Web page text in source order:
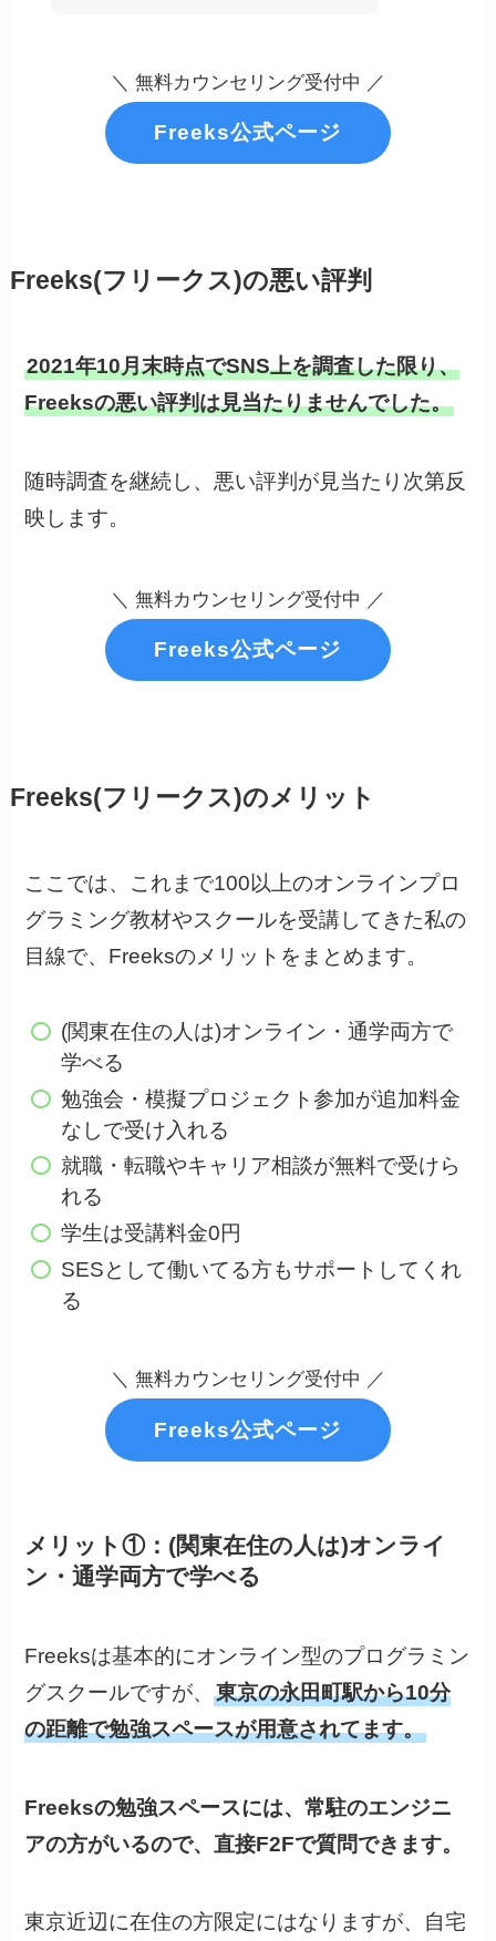
＼ 無料カウンセリング受付中 ／
Freeks公式ページ
Freeks(フリークス)の悪い評判
2021年10月末時点でSNS上を調査した限り、
Freeksの悪い評判は見当たりませんでした。
随時調査を継続し、悪い評判が見当たり次第反
映します。
＼ 無料カウンセリング受付中 ／
Freeks公式ページ
Freeks(フリークス)のメリット
ここでは、これまで100以上のオンラインプロ
グラミング教材やスクールを受講してきた私の
目線で、Freeksのメリットをまとめます。
(関東在住の人は)オンライン・通学両方で
学べる
勉強会・模擬プロジェクト参加が追加料金
なしで受け入れる
就職・転職やキャリア相談が無料で受けら
れる
学生は受講料金0円
SESとして働いてる方もサポートしてくれ
る
＼ 無料カウンセリング受付中 ／
Freeks公式ページ
メリット①：(関東在住の人は)オンライ
ン・通学両方で学べる
Freeksは基本的にオンライン型のプログラミン
グスクールですが、東京の永田町駅から10分
の距離で勉強スペースが用意されてます。
Freeksの勉強スペースには、常駐のエンジニ
アの方がいるので、直接F2Fで質問できます。
東京近辺に在住の方限定にはなりますが、自宅